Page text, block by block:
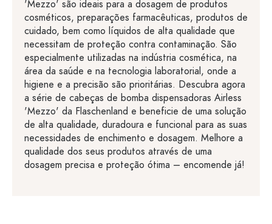
'Mezzo' são ideais para a dosagem de produtos
cosméticos, preparações farmacêuticas, produtos de
cuidado, bem como líquidos de alta qualidade que
necessitam de proteção contra contaminação. São
especialmente utilizadas na indústria cosmética, na
área da saúde e na tecnologia laboratorial, onde a
higiene e a precisão são prioritárias. Descubra agora
a série de cabeças de bomba dispensadoras Airless
'Mezzo' da Flaschenland e beneficie de uma solução
de alta qualidade, duradoura e funcional para as suas
necessidades de enchimento e dosagem. Melhore a
qualidade dos seus produtos através de uma
dosagem precisa e proteção ótima – encomende já!